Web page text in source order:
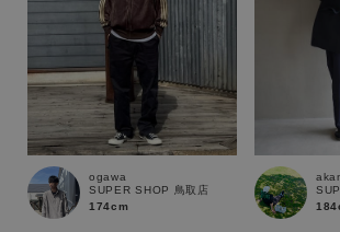
ogawa
SUPER SHOP 鳥取店
174cm